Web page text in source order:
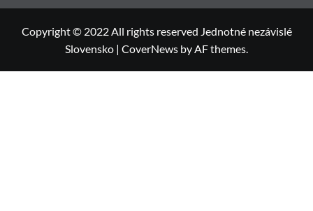
Copyright © 2022 All rights reserved Jednotné nezávislé
Slovensko | CoverNews by AF themes.